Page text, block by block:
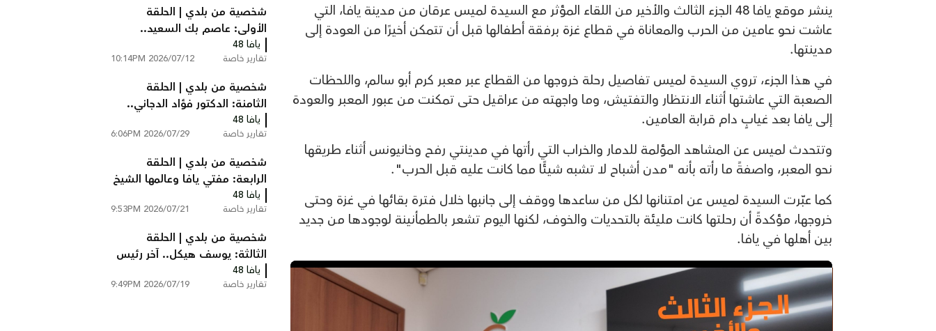
ينشر موقع يافا 48 الجزء الثالث والأخير من اللقاء المؤثر مع السيدة لميس عرقان من مدينة يافا، التي
عاشت نحو عامين من الحرب والمعاناة في قطاع غزة برفقة أطفالها قبل أن تتمكن أخيرًا من العودة إلى
مدينتها.
في هذا الجزء، تروي السيدة لميس تفاصيل رحلة خروجها من القطاع عبر معبر كرم أبو سالم، واللحظات
الصعبة التي عاشتها أثناء الانتظار والتفتيش، وما واجهته من عراقيل حتى تمكنت من عبور المعبر والعودة
إلى يافا بعد غيابٍ دام قرابة العامين.
وتتحدث لميس عن المشاهد المؤلمة للدمار والخراب التي رأتها في مدينتي رفح وخانيونس أثناء طريقها
نحو المعبر، واصفةً ما رأته بأنه "مدن أشباح لا تشبه شيئًا مما كانت عليه قبل الحرب".
كما عبّرت السيدة لميس عن امتنانها لكل من ساعدها ووقف إلى جانبها خلال فترة بقائها في غزة وحتى
خروجها، مؤكدةً أن رحلتها كانت مليئة بالتحديات والخوف، لكنها اليوم تشعر بالطمأنينة لوجودها من جديد
بين أهلها في يافا.
شخصية من بلدي | الحلقة
الأولى: عاصم بك السعيد..
رئيس بلدية يافا في ثلاثينيات
القرن الماضي
يافا 48
تقارير خاصة 2026/07/12 10:14PM
شخصية من بلدي | الحلقة
الثامنة: الدكتور فؤاد الدجاني..
رائد الطب والجراحة في فلسطين
يافا 48
تقارير خاصة 2026/07/29 6:06PM
شخصية من بلدي | الحلقة
الرابعة: مفتي يافا وعالمها الشيخ
توفيق عبد الله الدجاني
يافا 48
تقارير خاصة 2026/07/21 9:53PM
شخصية من بلدي | الحلقة
الثالثة: يوسف هيكل.. آخر رئيس
لبلدية يافا قبل النكبة
يافا 48
تقارير خاصة 2026/07/19 9:49PM